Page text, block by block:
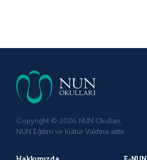
Copyright © 2026 NUN Okulları,
NUN Eğitim ve Kültür Vakfına aittir.